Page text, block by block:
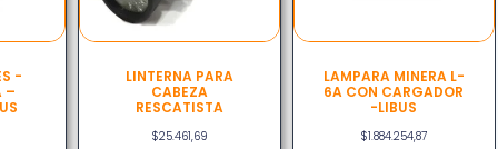
-
–
LINTERNA PARA
CABEZA
RESCATISTA
$25.461,69
LAMPARA MINERA L-
6A CON CARGADOR
-LIBUS
$1.884.254,87